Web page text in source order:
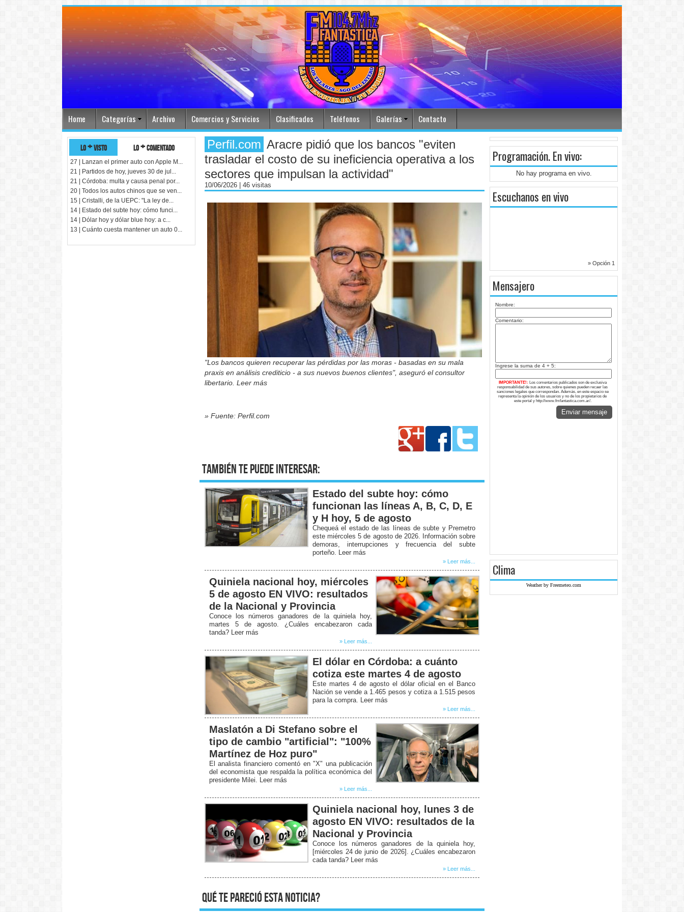
Home Categorías Archivo Comercios y Servicios Clasificados Teléfonos Galerías Contacto
lo + visto lo + comentado
27 | Lanzan el primer auto con Apple M...
21 | Partidos de hoy, jueves 30 de jul...
21 | Córdoba: multa y causa penal por...
20 | Todos los autos chinos que se ven...
15 | Cristalli, de la UEPC: "La ley de...
14 | Estado del subte hoy: cómo funci...
14 | Dólar hoy y dólar blue hoy: a c...
13 | Cuánto cuesta mantener un auto 0...
Perfil.com Aracre pidió que los bancos "eviten
trasladar el costo de su ineficiencia operativa a los
sectores que impulsan la actividad"
10/06/2026 | 46 visitas
"Los bancos quieren recuperar las pérdidas por las moras - basadas en su mala
praxis en análisis crediticio - a sus nuevos buenos clientes", aseguró el consultor
libertario. Leer más
» Fuente: Perfil.com
También te puede interesar:
Estado del subte hoy: cómo
funcionan las líneas A, B, C, D, E
y H hoy, 5 de agosto
Chequeá el estado de las líneas de subte y Premetro
este miércoles 5 de agosto de 2026. Información sobre
demoras, interrupciones y frecuencia del subte
porteño. Leer más
» Leer más...
Quiniela nacional hoy, miércoles
5 de agosto EN VIVO: resultados
de la Nacional y Provincia
Conoce los números ganadores de la quiniela hoy,
martes 5 de agosto. ¿Cuáles encabezaron cada
tanda? Leer más
» Leer más...
El dólar en Córdoba: a cuánto
cotiza este martes 4 de agosto
Este martes 4 de agosto el dólar oficial en el Banco
Nación se vende a 1.465 pesos y cotiza a 1.515 pesos
para la compra. Leer más
» Leer más...
Maslatón a Di Stefano sobre el
tipo de cambio "artificial": "100%
Martínez de Hoz puro"
El analista financiero comentó en "X" una publicación
del economista que respalda la política económica del
presidente Milei. Leer más
» Leer más...
Quiniela nacional hoy, lunes 3 de
agosto EN VIVO: resultados de la
Nacional y Provincia
Conoce los números ganadores de la quiniela hoy,
[miércoles 24 de junio de 2026]. ¿Cuáles encabezaron
cada tanda? Leer más
» Leer más...
qué te pareció esta noticia?
Programación. En vivo:
No hay programa en vivo.
Escuchanos en vivo
» Opción 1
Mensajero
Nombre:
Comentario:
Ingrese la suma de 4 + 5:
IMPORTANTE!: Los comentarios publicados son de exclusiva
responsabilidad de sus autores, sobre quienes pueden recaer las
sanciones legales que correspondan. Además, en este espacio se
representa la opinión de los usuarios y no de los propietarios de
este portal y http://www.fmfantastica.com.ar/.
Enviar mensaje
Clima
Weather by Freemeteo.com